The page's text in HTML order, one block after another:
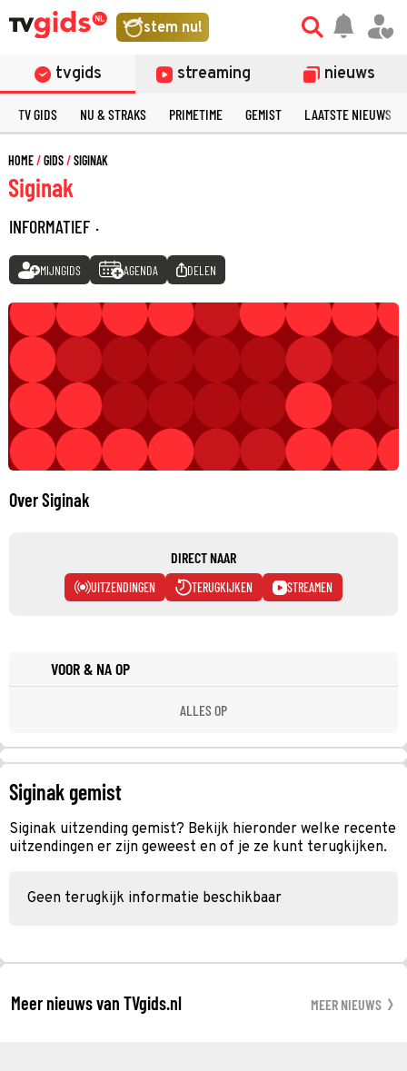
stem nu!
tvgids streaming nieuws
TV GIDS NU & STRAKS PRIMETIME GEMIST LAATSTE NIEUWS
HOME GIDS SIGINAK
Siginak
INFORMATIEF ·
MIJNGIDS AGENDA DELEN
Over Siginak
DIRECT NAAR
UITZENDINGEN TERUGKIJKEN STREAMEN
VOOR & NA OP
ALLES OP
Siginak gemist
Siginak uitzending gemist? Bekijk hieronder welke recente
uitzendingen er zijn geweest en of je ze kunt terugkijken.
Geen terugkijk informatie beschikbaar
Meer nieuws van TVgids.nl MEER NIEUWS